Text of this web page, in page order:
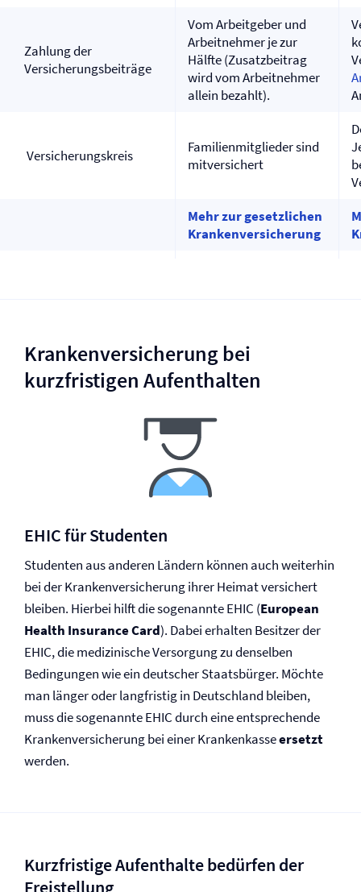
Zahlung der
Versicherungsbeiträge
Vom Arbeitgeber und
Arbeitnehmer je zur
Hälfte (Zusatzbeitrag
wird vom Arbeitnehmer
allein bezahlt).
Versicherungskreis
Familienmitglieder sind
mitversichert
Mehr zur gesetzlichen
Kranken­versicherung
Kranken­versicherung bei
kurzfristigen Aufenthalten
EHIC für Studenten
Studenten aus anderen Ländern können auch weiterhin
bei der Kranken­versicherung ihrer Heimat versichert
bleiben. Hierbei hilft die sogenannte EHIC (European
Health Insurance Card). Dabei erhalten Besitzer der
EHIC, die medizinische Versorgung zu denselben
Bedingungen wie ein deutscher Staatsbürger. Möchte
man länger oder langfristig in Deutschland bleiben,
muss die sogenannte EHIC durch eine entsprechende
Kranken­versicherung bei einer Krankenkasseersetzt
werden.
Kurzfristige Aufenthalte bedürfen der
Freistellung